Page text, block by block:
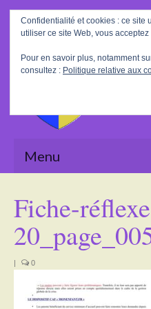
Rechercher
:
Menu
La Mairie
Le village
Fiche-
| 0
Confidentialité et cookies : ce site
utiliser ce site Web, vous
Pour en savoir plus, notamment
consultez : Politique relative aux